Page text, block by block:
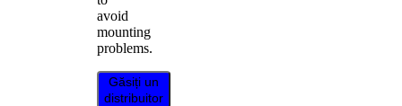
avoid
mounting
problems.
Găsiți un
distribuitor